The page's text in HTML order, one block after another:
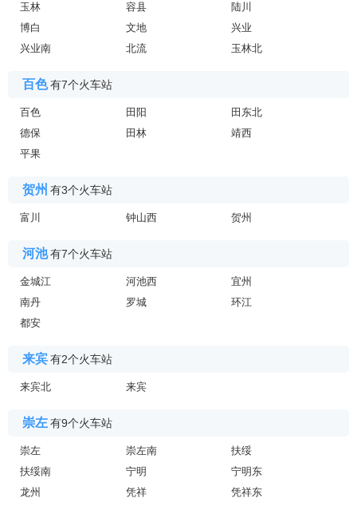
玉林 容县
陆川
博白
文地
兴业
兴业南
北流 玉林北
百色有7个火车站
百色 田阳
田东北
德保
田林
靖西
平果
贺州 有3个火车站
富川 钟山西 贺州
河池有7个火车站
金城江 河池西
宜州
南丹
罗城
环江
都安
来宾有2个火车站
来宾北 来宾
崇左有9个火车站
崇左 崇左南
扶绥
扶绥南
宁明
宁明东
龙州
凭祥 凭祥东